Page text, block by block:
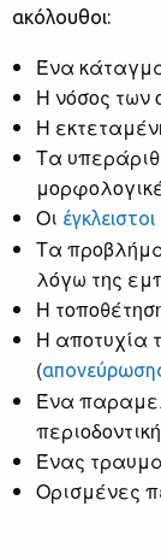
ακόλουθοι:
Ένα
Η νόσος των
Η
Τα
Οι
Τα
λόγω της
Η
Η αποτυχία
(
Ένα
Ένας
Ορισμένες